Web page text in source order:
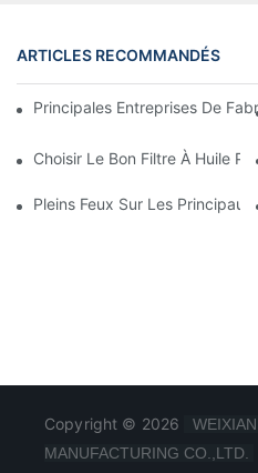
ARTICLES RECOMMANDÉS
Principales Entreprises De
Choisir Le Bon Filtre À Huile
Pleins Feux Sur Les
Copyright © 2026
MANUFACTURING CO.,LTD.